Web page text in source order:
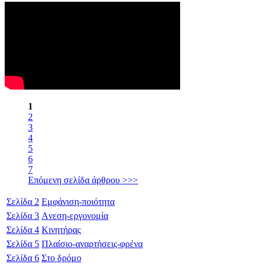
1
2
3
4
5
6
7
Επόμενη σελίδα άρθρου >>>
Σελίδα 2 Εμφάνιση-ποιότητα
Σελίδα 3 Aνεση-εργονομία
Σελίδα 4 Κινητήρας
Σελίδα 5 Πλαίσιο-αναρτήσεις-φρένα
Σελίδα 6 Στο δρόμο